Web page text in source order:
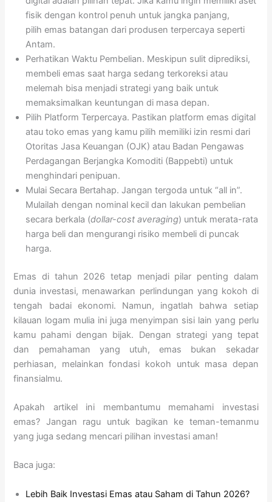
fisik dengan kontrol penuh untuk jangka panjang,
pilih emas batangan dari produsen terpercaya seperti
Antam.
Perhatikan Waktu Pembelian. Meskipun sulit diprediksi,
membeli emas saat harga sedang terkoreksi atau
melemah bisa menjadi strategi yang baik untuk
memaksimalkan keuntungan di masa depan.
Pilih Platform Terpercaya. Pastikan platform emas digital
atau toko emas yang kamu pilih memiliki izin resmi dari
Otoritas Jasa Keuangan (OJK) atau Badan Pengawas
Perdagangan Berjangka Komoditi (Bappebti) untuk
menghindari penipuan.
Mulai Secara Bertahap. Jangan tergoda untuk “all in”.
Mulailah dengan nominal kecil dan lakukan pembelian
secara berkala (dollar-cost averaging) untuk merata-rata
harga beli dan mengurangi risiko membeli di puncak
harga.
Emas di tahun 2026 tetap menjadi pilar penting dalam
dunia investasi, menawarkan perlindungan yang kokoh di
tengah badai ekonomi. Namun, ingatlah bahwa setiap
kilauan logam mulia ini juga menyimpan sisi lain yang perlu
kamu pahami dengan bijak. Dengan strategi yang tepat
dan pemahaman yang utuh, emas bukan sekadar
perhiasan, melainkan fondasi kokoh untuk masa depan
finansialmu.
Apakah artikel ini membantumu memahami investasi
emas? Jangan ragu untuk bagikan ke teman-temanmu
yang juga sedang mencari pilihan investasi aman!
Baca juga:
Lebih Baik Investasi Emas atau Saham di Tahun 2026?